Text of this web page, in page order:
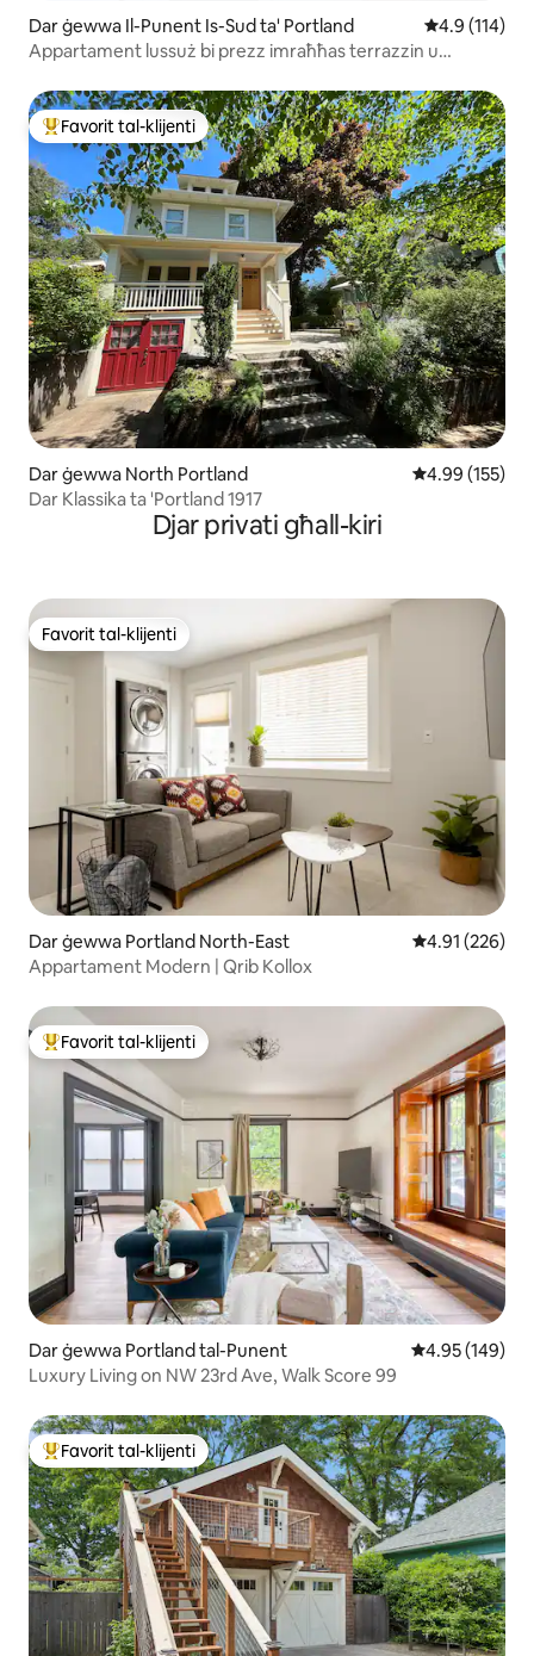
Dar ġewwa Il-Punent Is-Sud ta' Portland Rating
4.9 (114)
Appartament lussuż bi prezz imraħħas terrazzin u
Wieħed mill-aqwa favoriti tal-klijenti
Favorit tal-klijenti
Dar ġewwa North Portland Rating medju
4.99 (155)
Dar Klassika ta 'Portland 1917
Djar privati għall-kiri
Favorit tal-klijenti
Favorit tal-klijenti
Dar ġewwa Portland North-East Rating medju
4.91 (226)
Appartament Modern | Qrib Kollox
Wieħed mill-aqwa favoriti tal-klijenti
Favorit tal-klijenti
Dar ġewwa Portland tal-Punent Rating medju
4.95 (149)
Luxury Living on NW 23rd Ave, Walk Score 99
Wieħed mill-aqwa favoriti tal-klijenti
Favorit tal-klijenti